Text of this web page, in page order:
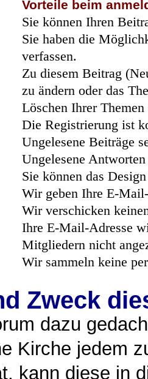
Vorteile beim
Sie können Ihren
Sie haben die
verfassen.
Zu diesem Beitrag
zu ändern oder das
Löschen Ihrer
Die Registrierung ist
Ungelesene Beiträge
Ungelesene
Sie können das
Wir geben Ihre E-
Wir verschicken
Ihre E-Mail-Adresse
Mitgliedern nicht
Wir sammeln keine
Zweck
dazu
Kirche jedem
kann diese in